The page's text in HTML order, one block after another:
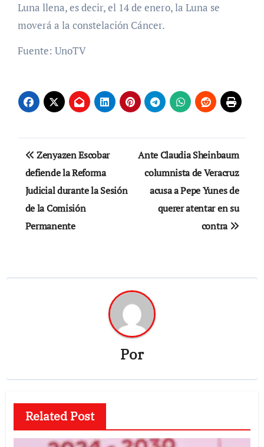
Luna llena, es decir, el 14 de enero, la Luna se
moverá a la constelación Cáncer.
Fuente: UnoTV
Navegación
de
entradas
Zenyazen Escobar
defiende la Reforma
Judicial durante la Sesión
de la Comisión
Permanente
Ante Claudia Sheinbaum
columnista de Veracruz
acusa a Pepe Yunes de
querer atentar en su
contra
Por
Related Post